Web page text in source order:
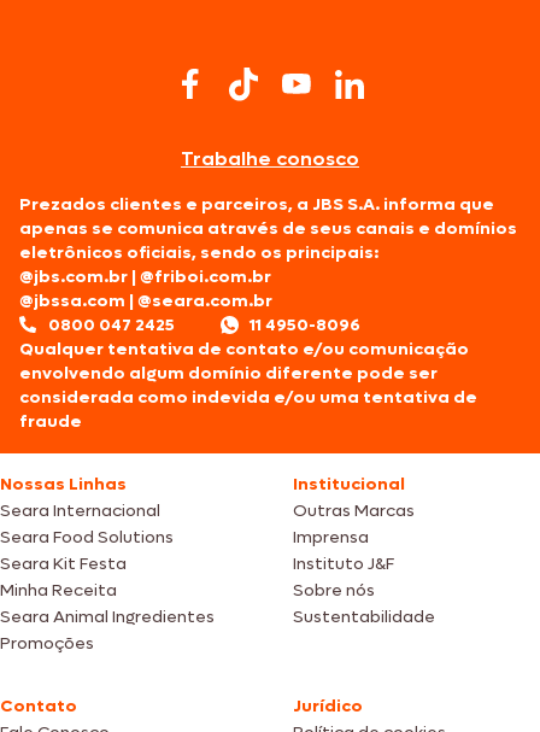
Trabalhe conosco
Prezados clientes e parceiros, a JBS S.A. informa que
apenas se comunica através de seus canais e domínios
eletrônicos oficiais, sendo os principais:
@jbs.com.br |@friboi.com.br
@jbssa.com |@seara.com.br
0800 047 2425
11 4950-8096
Qualquer tentativa de contato e/ou comunicação
envolvendo algum domínio diferente pode ser
considerada como indevida e/ou uma tentativa de
fraude
Nossas Linhas
Seara Internacional
Seara Food Solutions
Seara Kit Festa
Minha Receita
Seara Animal Ingredientes
Promoções
Institucional
Outras Marcas
Imprensa
Instituto J&F
Sobre nós
Sustentabilidade
Contato
Jurídico